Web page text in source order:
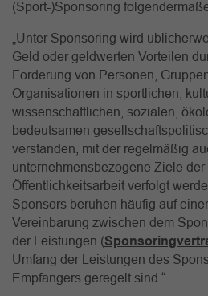
(Sport-)Sponsoring
„Unter Sponsoring wird
Geld oder geldwerten Vorteilen
Förderung von Personen,
Organisationen in sportlichen,
wissenschaftlichen, sozialen,
bedeutsamen
verstanden, mit der regelmäßig
unternehmensbezogene Ziele
Öffentlichkeitsarbeit verfolgt
Sponsors beruhen häufig auf
Vereinbarung zwischen dem
der Leistungen (
Umfang der Leistungen des
Empfängers geregelt sind.“